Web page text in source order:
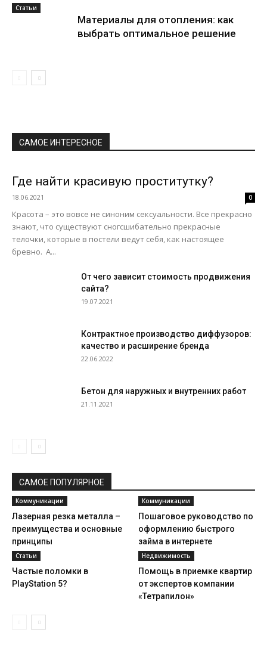
Статьи
Материалы для отопления: как
выбрать оптимальное решение
САМОЕ ИНТЕРЕСНОЕ
Где найти красивую проститутку?
18.06.2021 0
Красота – это вовсе не синоним сексуальности. Все прекрасно
знают, что существуют сногсшибательно прекрасные
телочки, которые в постели ведут себя, как настоящее
бревно. А...
От чего зависит стоимость продвижения
сайта?
19.07.2021
Контрактное производство диффузоров:
качество и расширение бренда
22.06.2022
Бетон для наружных и внутренних работ
21.11.2021
САМОЕ ПОПУЛЯРНОЕ
Коммуникации
Лазерная резка металла –
преимущества и основные
принципы
Коммуникации
Пошаговое руководство по
оформлению быстрого
займа в интернете
Статьи
Частые поломки в
PlayStation 5?
Недвижимость
Помощь в приемке квартир
от экспертов компании
«Тетрапилон»